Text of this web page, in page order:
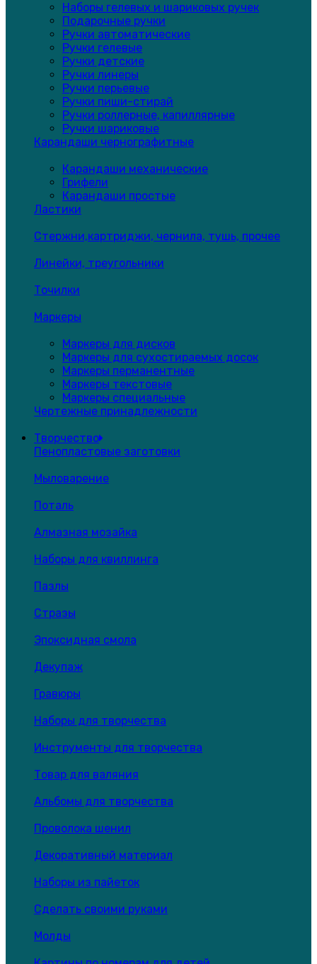
Наборы гелевых и шариковых ручек
Подарочные ручки
Ручки автоматические
Ручки гелевые
Ручки детские
Ручки линеры
Ручки перьевые
Ручки пиши-стирай
Ручки роллерные, капиллярные
Ручки шариковые
Карандаши чернографитные
Карандаши механические
Грифели
Карандаши простые
Ластики
Стержни,картриджи, чернила, тушь, прочее
Линейки, треугольники
Точилки
Маркеры
Маркеры для дисков
Маркеры для сухостираемых досок
Маркеры перманентные
Маркеры текстовые
Маркеры специальные
Чертежные принадлежности
Творчество
Пенопластовые заготовки
Мыловарение
Поталь
Алмазная мозайка
Наборы для квиллинга
Пазлы
Стразы
Эпоксидная смола
Декупаж
Гравюры
Наборы для творчества
Инструменты для творчества
Товар для валяния
Альбомы для творчества
Проволока шенил
Декоративный материал
Наборы из пайеток
Сделать своими руками
Молды